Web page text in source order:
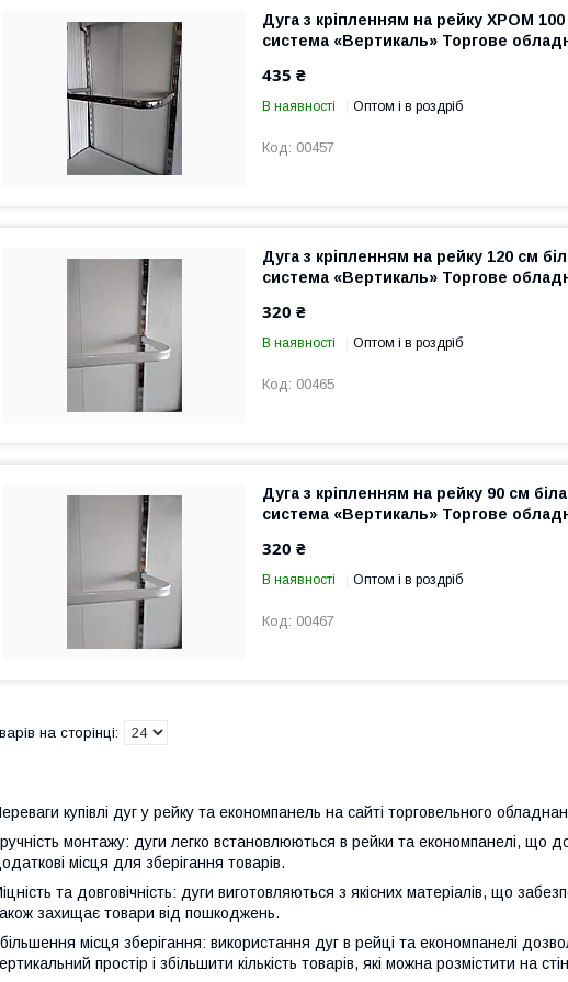
Дуга з кріпленням на рейку ХРОМ
система «Вертикаль» Торгове
435 ₴
В наявності Оптом і в роздріб
00457
Дуга з кріпленням на рейку 120 см
система «Вертикаль» Торгове
320 ₴
В наявності Оптом і в роздріб
00465
Дуга з кріпленням на рейку 90 см біла
система «Вертикаль» Торгове
320 ₴
В наявності Оптом і в роздріб
00467
купівлі дуг у рейку та економпанель на сайті торговельного
монтажу: дуги легко встановлюються в рейки та економпанелі, що
місця для зберігання товарів.
та довговічність: дуги виготовляються з якісних матеріалів, що
захищає товари від пошкоджень.
місця зберігання: використання дуг в рейці та економпанелі
простір і збільшити кількість товарів, які можна розмістити на